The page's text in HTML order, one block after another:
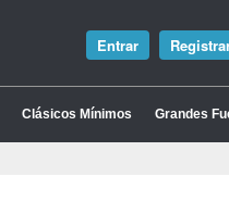
Entrar
Clásicos Mínimos Grandes